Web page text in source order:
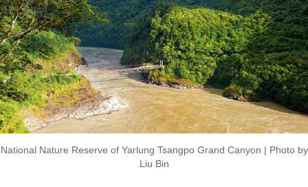
National Nature Reserve of Yarlung Tsangpo Grand Canyon | Photo by
Liu Bin